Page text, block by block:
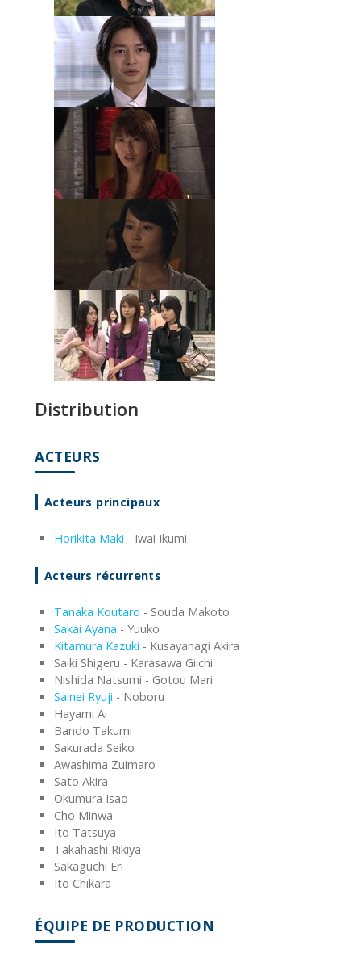
Distribution
ACTEURS
Acteurs principaux
Horikita Maki - Iwai Ikumi
Acteurs récurrents
Tanaka Koutaro - Souda Makoto
Sakai Ayana - Yuuko
Kitamura Kazuki - Kusayanagi Akira
Saiki Shigeru - Karasawa Giichi
Nishida Natsumi - Gotou Mari
Sainei Ryuji - Noboru
Hayami Ai
Bando Takumi
Sakurada Seiko
Awashima Zuimaro
Sato Akira
Okumura Isao
Cho Minwa
Ito Tatsuya
Takahashi Rikiya
Sakaguchi Eri
Ito Chikara
ÉQUIPE DE PRODUCTION